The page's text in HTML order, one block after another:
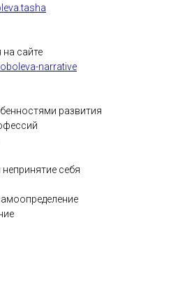
сайте
narrative
развития
себя